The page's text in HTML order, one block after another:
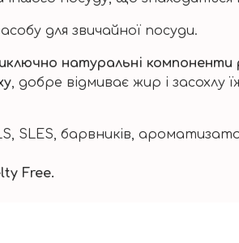
для звичайної посуди.
натуральні
, добре відмиває жир і засохлу
SLES, барвників,
Free.